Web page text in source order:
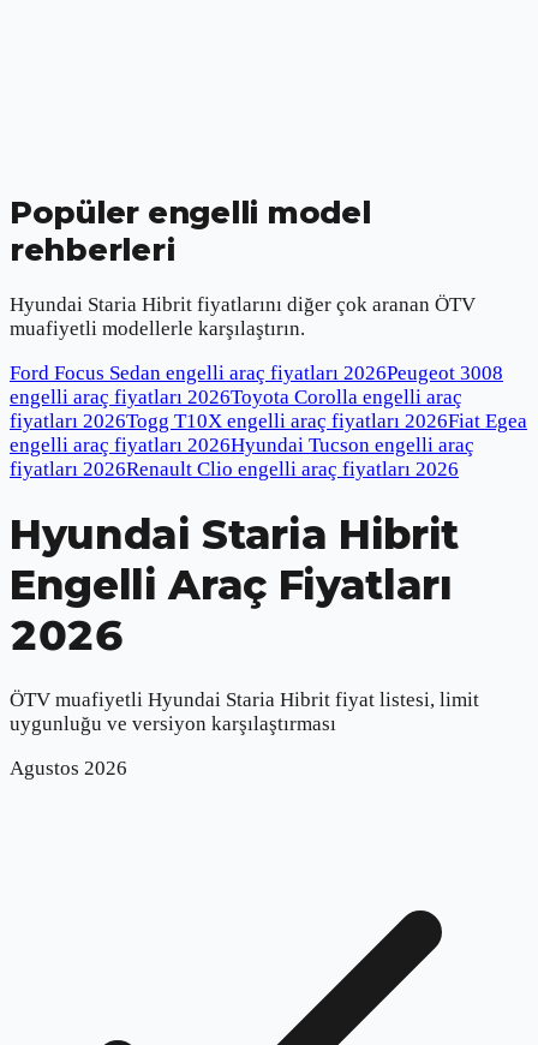
Popüler engelli model
rehberleri
Hyundai Staria Hibrit fiyatlarını diğer çok aranan ÖTV
muafiyetli modellerle karşılaştırın.
Ford Focus Sedan engelli araç fiyatları 2026Peugeot 3008
engelli araç fiyatları 2026Toyota Corolla engelli araç
fiyatları 2026Togg T10X engelli araç fiyatları 2026Fiat Egea
engelli araç fiyatları 2026Hyundai Tucson engelli araç
fiyatları 2026Renault Clio engelli araç fiyatları 2026
Hyundai Staria Hibrit
Engelli Araç Fiyatları
2026
ÖTV muafiyetli Hyundai Staria Hibrit fiyat listesi, limit
uygunluğu ve versiyon karşılaştırması
Agustos 2026